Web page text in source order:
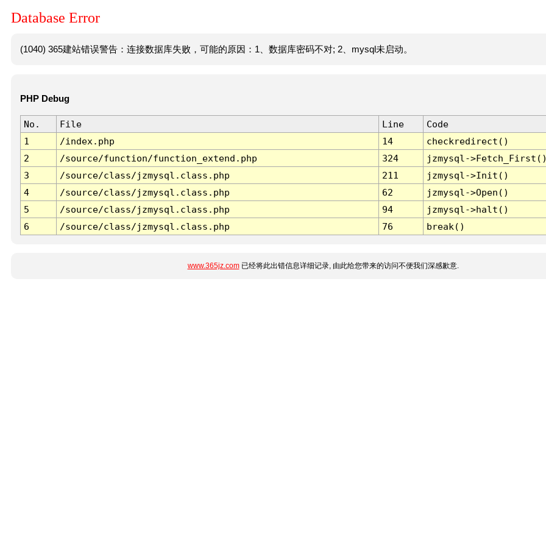
Database Error
(1040) 365建站错误警告：连接数据库失败，可能的原因：1、数据库密码不对; 2、mysql未启动。
PHP Debug
No. File Line
Code
1
/index.php 14
checkredirect()
2
/source/function/function_extend.php 324
jzmysql-
3
/source/class/jzmysql.class.php 211
jzmysql->Init()
4
/source/class/jzmysql.class.php 62
jzmysql->Open()
5
/source/class/jzmysql.class.php 94
jzmysql->halt()
6
/source/class/jzmysql.class.php 76 break()
www.365jz.com已经将此出错信息详细记录, 由此给您带来的访问不便我们深感歉意.